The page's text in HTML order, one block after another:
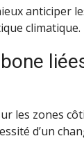
anticiper
climatique.
les zones
d’un